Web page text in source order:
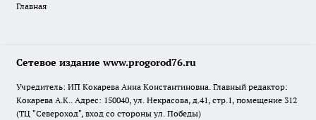
Главная
Сетевое издание www.progorod76.ru
Учредитель: ИП Кокарева Анна Константиновна. Главный редактор:
Кокарева А.К.. Адрес: 150040, ул. Некрасова, д.41, стр.1, помещение 312
(ТЦ "Североход", вход со стороны ул. Победы)